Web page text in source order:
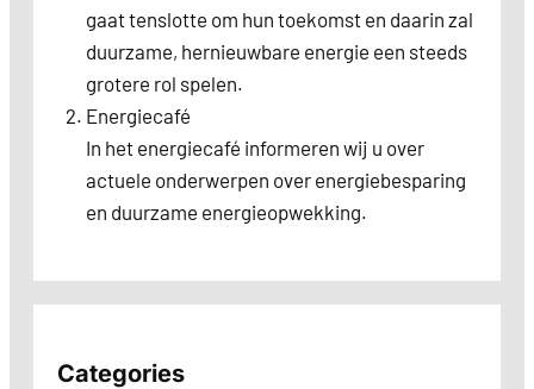
gaat tenslotte om hun toekomst en daarin zal
duurzame, hernieuwbare energie een steeds
grotere rol spelen.
Energiecafé
In het energiecafé informeren wij u over
actuele onderwerpen over energiebesparing
en duurzame energieopwekking.
Categories